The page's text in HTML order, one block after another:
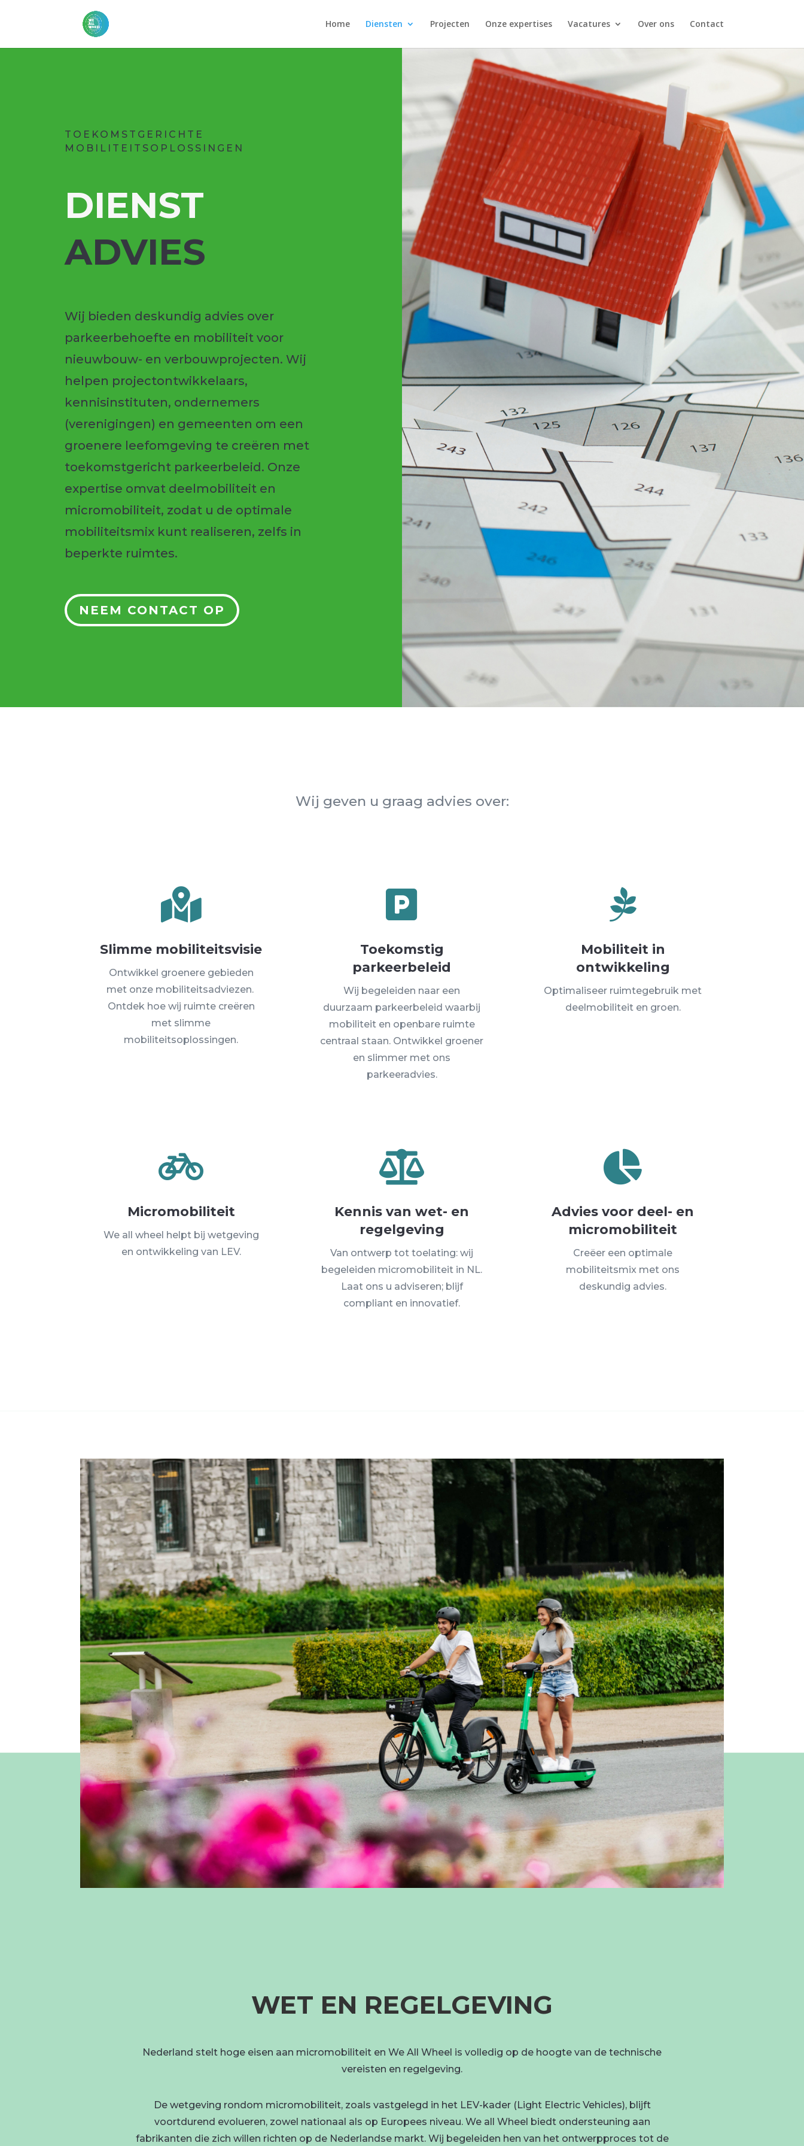
Home Diensten Projecten Onze expertises Vacatures Over ons Contact
TOEKOMSTGERICHTE
MOBILITEITSOPLOSSINGEN
DIENST
ADVIES
Wij bieden deskundig advies over
parkeerbehoefte en mobiliteit voor
nieuwbouw- en verbouwprojecten. Wij
helpen projectontwikkelaars,
kennisinstituten, ondernemers
(verenigingen) en gemeenten om een
groenere leefomgeving te creëren met
toekomstgericht parkeerbeleid. Onze
expertise omvat deelmobiliteit en
micromobiliteit, zodat u de optimale
mobiliteitsmix kunt realiseren, zelfs in
beperkte ruimtes.
NEEM CONTACT OP
Wij geven u graag advies over:

Slimme mobiliteitsvisie
Ontwikkel groenere gebieden
met onze mobiliteitsadviezen.
Ontdek hoe wij ruimte creëren
met slimme
mobiliteitsoplossingen.

Toekomstig
parkeerbeleid
Wij begeleiden naar een
duurzaam parkeerbeleid waarbij
mobiliteit en openbare ruimte
centraal staan. Ontwikkel groener
en slimmer met ons
parkeeradvies.

Mobiliteit in
ontwikkeling
Optimaliseer ruimtegebruik met
deelmobiliteit en groen.

Micromobiliteit
We all wheel helpt bij wetgeving
en ontwikkeling van LEV.

Kennis van wet- en
regelgeving
Van ontwerp tot toelating: wij
begeleiden micromobiliteit in NL.
Laat ons u adviseren; blijf
compliant en innovatief.

Advies voor deel- en
micromobiliteit
Creëer een optimale
mobiliteitsmix met ons
deskundig advies.
WET EN REGELGEVING
Nederland stelt hoge eisen aan micromobiliteit en We All Wheel is volledig op de hoogte van de technische
vereisten en regelgeving.
De wetgeving rondom micromobiliteit, zoals vastgelegd in het LEV-kader (Light Electric Vehicles), blijft
voortdurend evolueren, zowel nationaal als op Europees niveau. We all Wheel biedt ondersteuning aan
fabrikanten die zich willen richten op de Nederlandse markt. Wij begeleiden hen van het ontwerpproces tot de